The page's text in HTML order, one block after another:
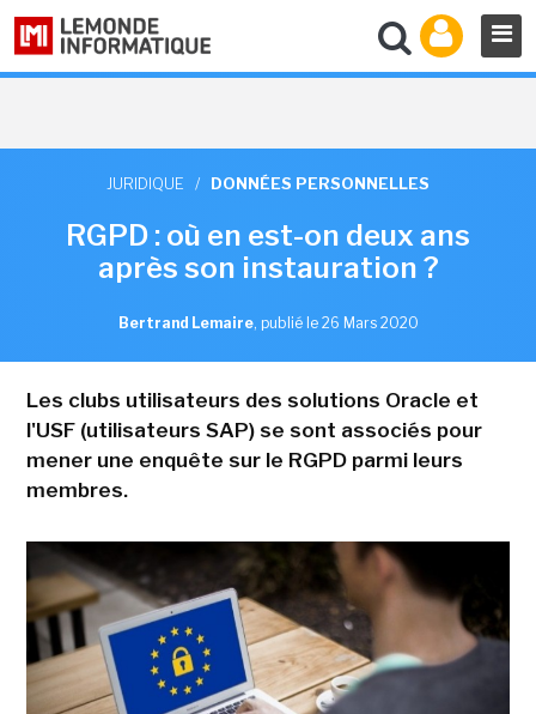
JURIDIQUE / DONNÉES PERSONNELLES
RGPD : où en est-on deux ans
après son instauration ?
Bertrand Lemaire, publié le 26 Mars 2020
Les clubs utilisateurs des solutions Oracle et
l'USF (utilisateurs SAP) se sont associés pour
mener une enquête sur le RGPD parmi leurs
membres.